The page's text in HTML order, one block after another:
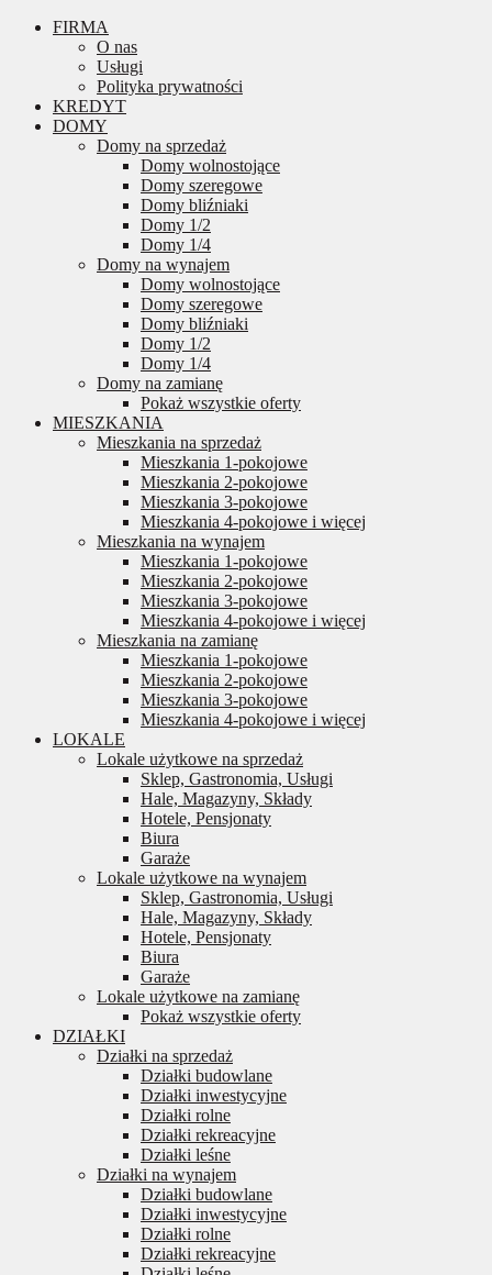
FIRMA
O nas
Usługi
Polityka prywatności
KREDYT
DOMY
Domy na sprzedaż
Domy wolnostojące
Domy szeregowe
Domy bliźniaki
Domy 1/2
Domy 1/4
Domy na wynajem
Domy wolnostojące
Domy szeregowe
Domy bliźniaki
Domy 1/2
Domy 1/4
Domy na zamianę
Pokaż wszystkie oferty
MIESZKANIA
Mieszkania na sprzedaż
Mieszkania 1-pokojowe
Mieszkania 2-pokojowe
Mieszkania 3-pokojowe
Mieszkania 4-pokojowe i więcej
Mieszkania na wynajem
Mieszkania 1-pokojowe
Mieszkania 2-pokojowe
Mieszkania 3-pokojowe
Mieszkania 4-pokojowe i więcej
Mieszkania na zamianę
Mieszkania 1-pokojowe
Mieszkania 2-pokojowe
Mieszkania 3-pokojowe
Mieszkania 4-pokojowe i więcej
LOKALE
Lokale użytkowe na sprzedaż
Sklep, Gastronomia, Usługi
Hale, Magazyny, Składy
Hotele, Pensjonaty
Biura
Garaże
Lokale użytkowe na wynajem
Sklep, Gastronomia, Usługi
Hale, Magazyny, Składy
Hotele, Pensjonaty
Biura
Garaże
Lokale użytkowe na zamianę
Pokaż wszystkie oferty
DZIAŁKI
Działki na sprzedaż
Działki budowlane
Działki inwestycyjne
Działki rolne
Działki rekreacyjne
Działki leśne
Działki na wynajem
Działki budowlane
Działki inwestycyjne
Działki rolne
Działki rekreacyjne